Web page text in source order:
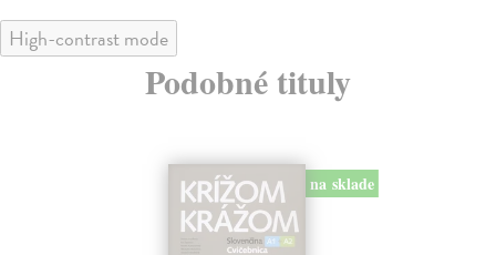
High-contrast mode
Podobné tituly